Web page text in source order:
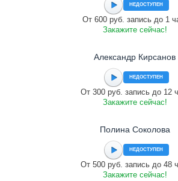
НЕДОСТУПЕН
От 600 руб. запись до 1
Закажите сейчас!
Александр Кирсанов
НЕДОСТУПЕН
От 300 руб. запись до 12
Закажите сейчас!
Полина Соколова
НЕДОСТУПЕН
От 500 руб. запись до 48
Закажите сейчас!